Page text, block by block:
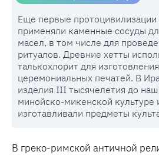
Еще первые
применяли каменные сосуды
масел, в том числе для
ритуалов. Древние хетты
талькохлорит для
церемониальных печатей. В
изделия III тысячелетия до
минойско-микенской культуре
изготавливали предметы
В греко-римской античной